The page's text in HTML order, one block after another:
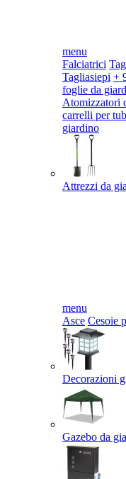
menu
Falciatrici
Tagliasiepi +
foglie da
Atomizzatori
carrelli per
giardino
Attrezzi da
menu
Asce Cesoie
Decorazioni
Gazebo da